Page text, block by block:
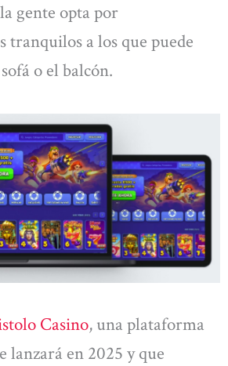
gente opta por
tranquilos a los que puede
o el balcón.
Casino, una plataforma
lanzará en 2025 y que